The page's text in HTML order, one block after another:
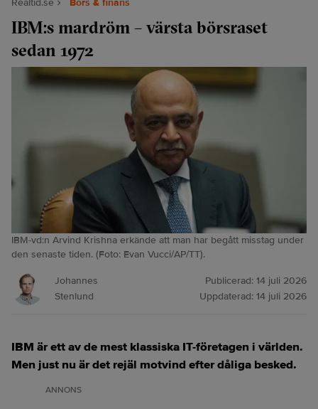
Realtid.se Börs & finans
IBM:s mardröm – värsta börsraset
sedan 1972
IBM-vd:n Arvind Krishna erkände att man har begått misstag under
den senaste tiden. (Foto: Evan Vucci/AP/TT).
Johannes
Stenlund
Publicerad: 14 juli 2026
Uppdaterad: 14 juli 2026
IBM är ett av de mest klassiska IT-företagen i världen.
Men just nu är det rejäl motvind efter dåliga besked.
ANNONS